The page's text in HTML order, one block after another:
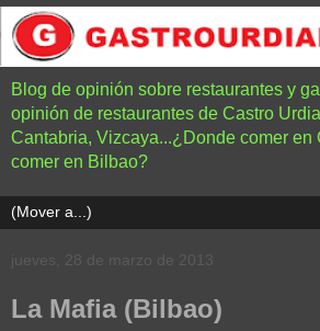
Blog de opinión sobre restaurantes y
opinión de restaurantes de Castro
Cantabria, Vizcaya...¿Donde comer en
comer en Bilbao?
jueves, 28 de marzo de 2013
La Mafia (Bilbao)